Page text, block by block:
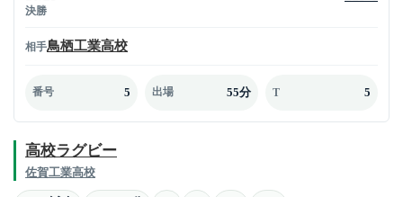
決勝
相手鳥栖工業高校
番号 5 出場 55分 T 5
高校ラグビー
佐賀工業高校